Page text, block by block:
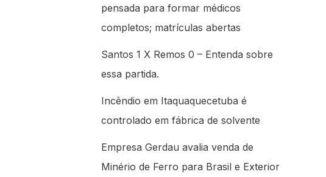
pensada para formar médicos
completos; matrículas abertas
Santos 1 X Remos 0 – Entenda sobre
essa partida.
Incêndio em Itaquaquecetuba é
controlado em fábrica de solvente
Empresa Gerdau avalia venda de
Minério de Ferro para Brasil e Exterior